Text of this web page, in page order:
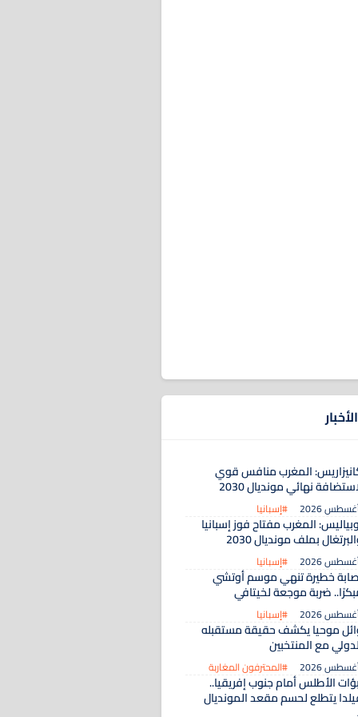
المغرب منافس قوي
نهائي مونديال 2030
#إسبانيا
المغرب مفتاح فوز إسبانيا
بملف مونديال 2030
#إسبانيا
خطيرة تنهي موسم أوتشي
ضربة موجعة لخيتافي
#إسبانيا
موحيا يكشف حقيقة مستقبله
مع المنتخبين
#المحترفون المغاربة
الأطلس أمام جنوب إفريقيا..
يتطلع لحسم مقعد المونديال